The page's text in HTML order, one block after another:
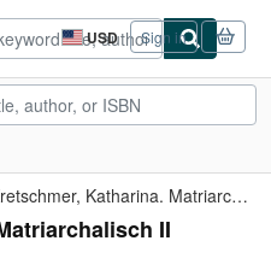
USD
Site
shopping
preferences
Sign in
Kretschmer, Katharina. Matriarchalisch II
II